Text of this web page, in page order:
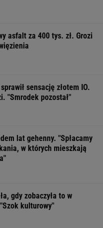
asfalt za 400 tys. zł. Grozi
sensację złotem IO.
"Smrodek pozostał"
lat gehenny. "Spłacamy
w których mieszkają
gdy zobaczyła to w
kulturowy"